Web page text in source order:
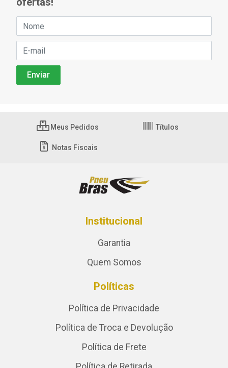
Meus Pedidos Títulos
Notas Fiscais
Institucional
Garantia
Quem Somos
Políticas
Política de Privacidade
Política de Troca e Devolução
Política de Frete